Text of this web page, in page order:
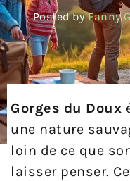
Posted by Fanny
Gorges du Doux
une nature
loin de ce que
laisser penser.